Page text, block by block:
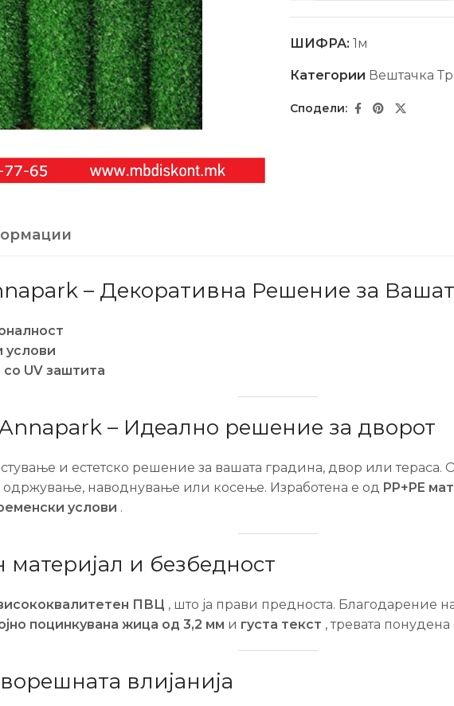
ШИФРА: 1м
Категории Вештачка
– Декоративна Решение за
услови
UV заштита
– Идеално решение за дворот
и естетско решение за вашата градина, двор или
наводнување или косење. Изработена е од PP+PE
услови .
материјал и безбедност
ПВЦ , што ја прави предноста. Благодарение
поцинкувана жица од 3,2 мм и густа текст , тревата
влијанија